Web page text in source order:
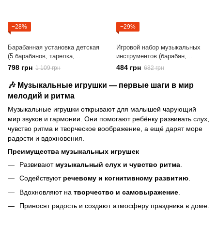
−28%
Барабанная установка детская
(5 барабанов, тарелка,
палочки, педаль, стул) XBL
773-16
798 грн 1 109 грн
−29%
Игровой набор музыкальных
инструментов (барабан,
маракас, бубен, гармошка,
дудка) 5805E
484 грн 682 грн
🎶 Музыкальные игрушки — первые шаги в мир
мелодий и ритма
Музыкальные игрушки открывают для малышей чарующий
мир звуков и гармонии. Они помогают ребёнку развивать слух,
чувство ритма и творческое воображение, а ещё дарят море
радости и вдохновения.
Преимущества музыкальных игрушек
Развивают музыкальный слух и чувство ритма
Содействуют речевому и когнитивному развитию.
Вдохновляют на творчество и самовыражение
Приносят радость и создают атмосферу праздника в доме.